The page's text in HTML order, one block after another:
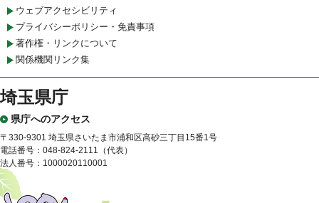
ウェブアクセシビリティ
プライバシーポリシー・免責事項
著作権・リンクについて
関係機関リンク集
埼玉県庁
県庁へのアクセス
〒330-9301 埼玉県さいたま市浦和区高砂三丁目15番1号
電話番号：048-824-2111（代表）
法人番号：1000020110001